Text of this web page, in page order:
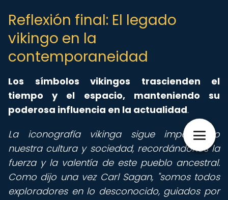
Reflexión final: El legado
vikingo en la
contemporaneidad
Los símbolos vikingos trascienden el
tiempo y el espacio, manteniendo su
poderosa influencia en la actualidad.
La iconografía vikinga sigue impactando
nuestra cultura y sociedad, recordándonos la
fuerza y la valentía de este pueblo ancestral.
Como dijo una vez Carl Sagan, "somos todos
exploradores en lo desconocido, guiados por